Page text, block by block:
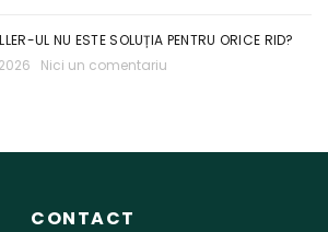
UL NU ESTE SOLUȚIA PENTRU ORICE RID?
Nici un comentariu
CONTACT